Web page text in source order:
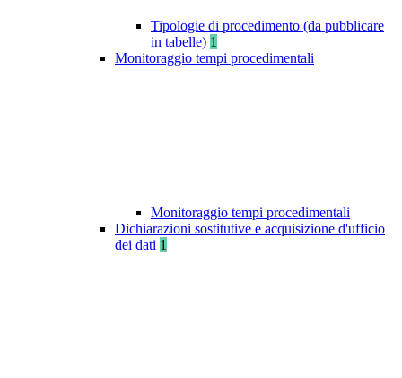
Tipologie di procedimento (da pubblicare
in tabelle) 1
Monitoraggio tempi procedimentali
Monitoraggio tempi procedimentali
Dichiarazioni sostitutive e acquisizione d'ufficio
dei dati 1